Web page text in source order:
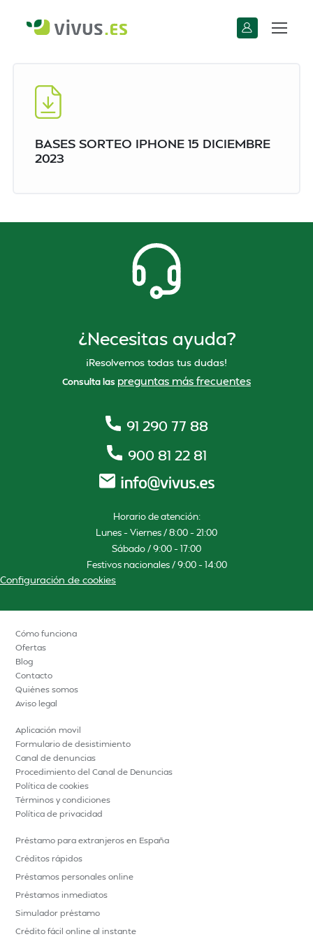
BASES SORTEO IPHONE 15 DICIEMBRE
2023
¿Necesitas ayuda?
¡Resolvemos todas tus dudas!
Consulta las preguntas más frecuentes
91 290 77 88
900 81 22 81
Horario de atención:
Lunes – Viernes / 8:00 – 21:00
Sábado / 9:00 – 17:00
Festivos nacionales / 9:00 – 14:00
Configuración de cookies
Cómo funciona
Ofertas
Blog
Contacto
Quiénes somos
Aviso legal
Aplicación movil
Formulario de desistimiento
Canal de denuncias
Procedimiento del Canal de Denuncias
Política de cookies
Términos y condiciones
Política de privacidad
Préstamo para extranjeros en España
Créditos rápidos
Préstamos personales online
Préstamos inmediatos
Simulador préstamo
Crédito fácil online al instante